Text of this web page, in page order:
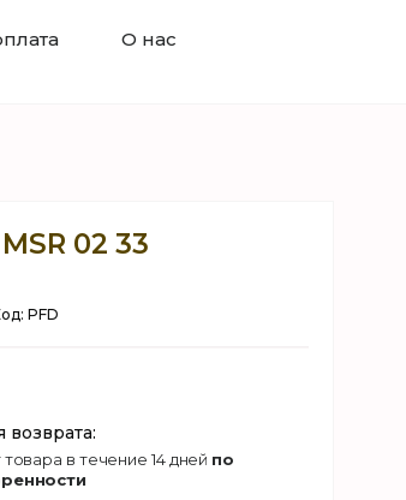
О нас
02 33
PFD
товара в течение 14 дней по